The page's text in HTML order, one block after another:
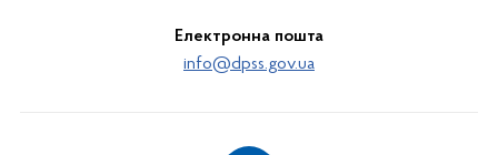
Електронна пошта
info@dpss.gov.ua